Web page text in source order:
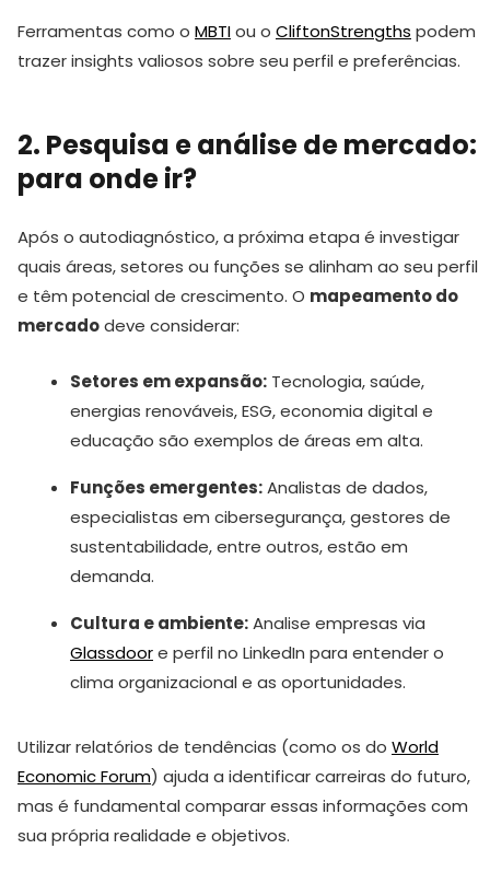
Ferramentas como o MBTIou o CliftonStrengths podem
trazer insights valiosos sobre seu perfil e preferências.
2. Pesquisa e análise de mercado:
para onde ir?
Após o autodiagnóstico, a próxima etapa é investigar
quais áreas, setores ou funções se alinham ao seu perfil
e têm potencial de crescimento. O mapeamento do
mercadodeve considerar:
Setores em expansão: Tecnologia, saúde,
energias renováveis, ESG, economia digital e
educação são exemplos de áreas em alta.
Funções emergentes:Analistas de dados,
especialistas em cibersegurança, gestores de
sustentabilidade, entre outros, estão em
demanda.
Cultura e ambiente:Analise empresas via
Glassdoore perfil no LinkedIn para entender o
clima organizacional e as oportunidades.
Utilizar relatórios de tendências (como os do World
Economic Forum) ajuda a identificar carreiras do futuro,
mas é fundamental comparar essas informações com
sua própria realidade e objetivos.